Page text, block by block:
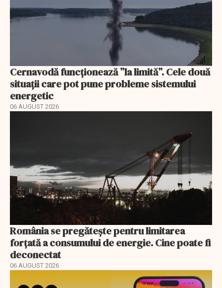
Cernavodă funcționează ”la limită”. Cele două
situații care pot pune probleme sistemului
energetic
06 AUGUST 2026
România se pregătește pentru limitarea
forțată a consumului de energie. Cine poate fi
deconectat
06 AUGUST 2026